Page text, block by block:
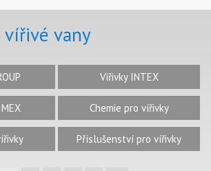
vířivé vany
Vířivky INTEX
Chemie pro vířivky
Příslušenství pro vířivky